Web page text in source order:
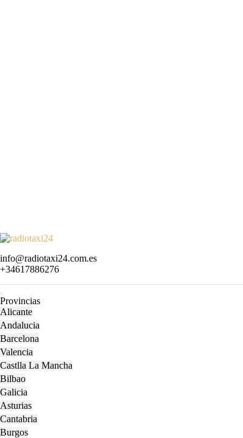
Skip
content
info@radiotaxi24.com.esEmail
+34617886276Phone
Open
Menu
Provincias
Alicante
Andalucia
Barcelona
Valencia
Castlla La Mancha
Bilbao
Galicia
Asturias
Cantabria
Burgos